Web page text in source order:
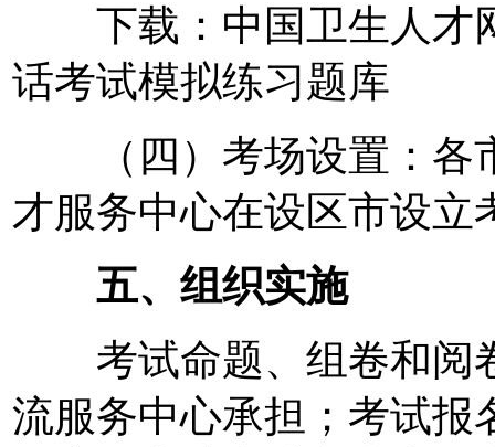
下载：中国卫生人才
话考试模拟练习题库
（四）考场设置：各
才服务中心在设区市设立
五、组织实施
考试命题、组卷和阅
流服务中心承担；考试报